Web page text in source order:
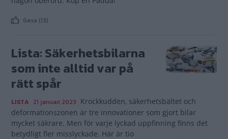
Gasa (13)
Lista: Säkerhetsbilarna
som inte alltid var på
rätt spår
LISTA 21 januari 2023 Krockkudden, säkerhetsbältet och
deformationszonen är tre innovationer som gjort bilar
mycket säkrare. Men för varje lyckad uppfinning finns det
betydligt fler misslyckade. Här är tio